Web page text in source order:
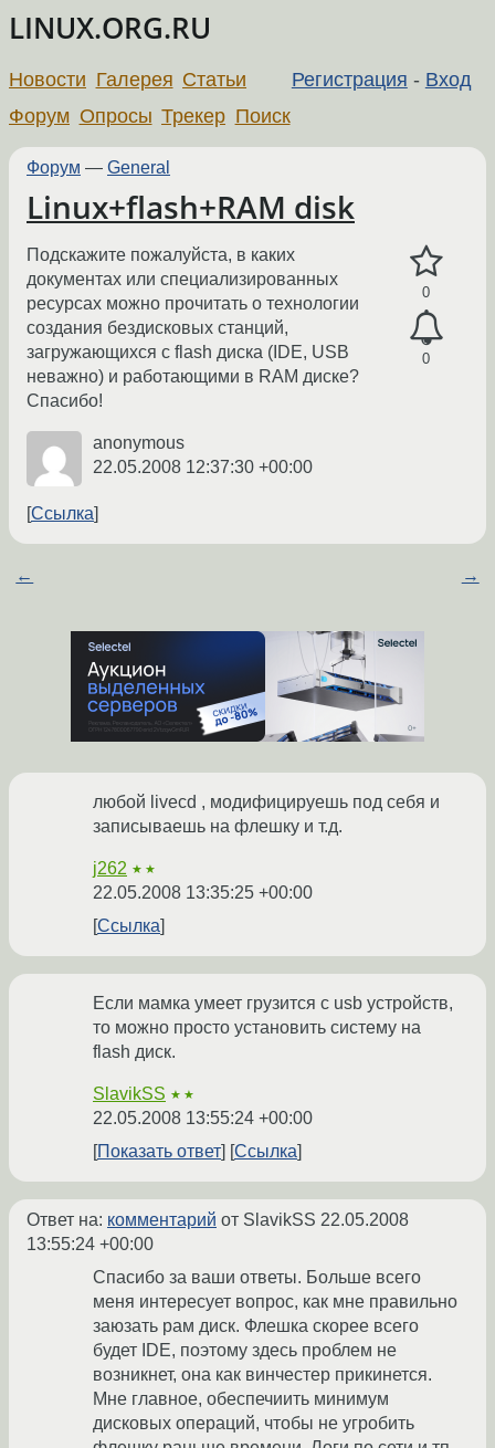
LINUX.ORG.RU
Регистрация - Вход
Новости Галерея Статьи
Форум Опросы Трекер Поиск
Форум — General
Linux+flash+RAM disk
0
0
Подскажите пожалуйста, в каких
документах или специализированных
ресурсах можно прочитать о технологии
создания бездисковых станций,
загружающихся с flash диска (IDE, USB
неважно) и работающими в RAM диске?
Спасибо!
anonymous
22.05.2008 12:37:30 +00:00
Ссылка
← →
любой livecd , модифицируешь под себя и
записываешь на флешку и т.д.
j262 ★★
22.05.2008 13:35:25 +00:00
Ссылка
Если мамка умеет грузится с usb устройств,
то можно просто установить систему на
flash диск.
SlavikSS ★★
22.05.2008 13:55:24 +00:00
Показать ответ
Ссылка
Ответ на: комментарий от SlavikSS 22.05.2008
13:55:24 +00:00
Спасибо за ваши ответы. Больше всего
меня интересует вопрос, как мне правильно
заюзать рам диск. Флешка скорее всего
будет IDE, поэтому здесь проблем не
возникнет, она как винчестер прикинется.
Мне главное, обеспечиить минимум
дисковых операций, чтобы не угробить